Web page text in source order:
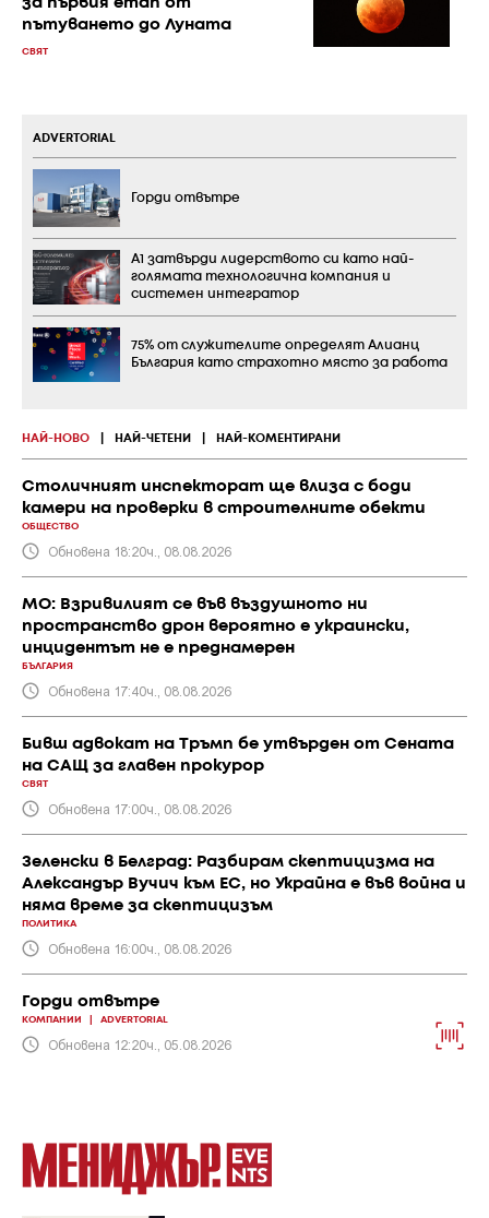
за първия етап от
пътуването до Луната
СВЯТ
НАЙ-НОВО НАЙ-ЧЕТЕНИ НАЙ-КОМЕНТИРАНИ
Столичният инспекторат ще влиза с боди
камери на проверки в строителните обекти
ОБЩЕСТВО
Обновена 18:20ч., 08.08.2026
МО: Взривилият се във въздушното ни
пространство дрон вероятно е украински,
инцидентът не е преднамерен
БЪЛГАРИЯ
Обновена 17:40ч., 08.08.2026
Бивш адвокат на Тръмп бе утвърден от Сената
на САЩ за главен прокурор
СВЯТ
Обновена 17:00ч., 08.08.2026
Зеленски в Белград: Разбирам скептицизма на
Александър Вучич към ЕС, но Украйна е във война и
няма време за скептицизъм
ПОЛИТИКА
Обновена 16:00ч., 08.08.2026
Горди отвътре
КОМПАНИИ ADVERTORIAL
Обновена 12:20ч., 05.08.2026
ADVERTORIAL
Горди отвътре
А1 затвърди лидерството си като най-
голямата технологична компания и
системен интегратор
75% от служителите определят Алианц
България като страхотно място за работа